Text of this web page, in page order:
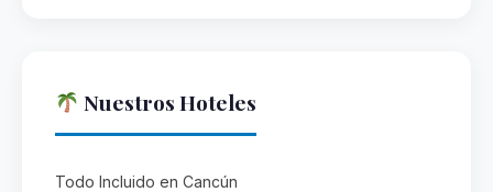
Nuestros Hoteles
Todo Incluido en Cancún